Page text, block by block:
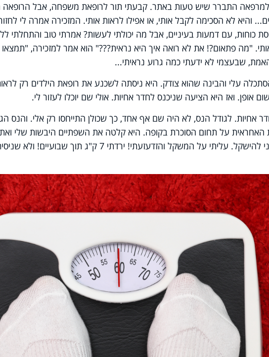
התברר שיש טעות באתר. קבעתי תור לרופאת משפחה, אבל הרופאה
והיא לא הסכימה לקבל אותי, או אפילו לראות אותי. המזכירה אמרה לי
כוחות, עם דמעות בעיניים, אבל מה יכולתי לעשות? אמרתי טוב
"מה פתאום?! את לא רואה איך היא נראית???" הוא אמר למזכירה,
שבעצמי לא ידעתי כמה גרוע נראיתי...
עלי והבינה שהוא צודק. היא ניסתה לשכנע את רופאת הילדים רק
אופן. ואז היא הציעה שניכנס לחדר אחיות. אולי שם יוכלו לעזור לי.
אחיות. לגודל הנס, לא היה שם אף אחד, כך שכולן התייחסו רק אלי. והנס
על תחום הסוכרת בקופה. היא קלטה את השפתיים היבשות שלי ואת
בקשה ממני להישקל. עליתי על המשקל והזדעזעתי! ירדתי 7 ק"ג תוך